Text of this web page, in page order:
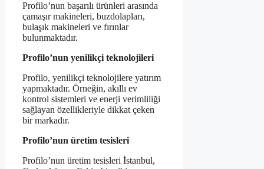
Profilo’nun başarılı ürünleri arasında
çamaşır makineleri, buzdolapları,
bulaşık makineleri ve fırınlar
bulunmaktadır.
Profilo’nun yenilikçi teknolojileri
Profilo, yenilikçi teknolojilere yatırım
yapmaktadır. Örneğin, akıllı ev
kontrol sistemleri ve enerji verimliliği
sağlayan özellikleriyle dikkat çeken
bir markadır.
Profilo’nun üretim tesisleri
Profilo’nun üretim tesisleri İstanbul,